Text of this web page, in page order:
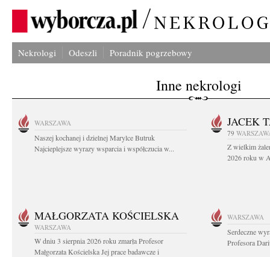
Nekrologi Odeszli Poradnik pogrzebowy
Inne nekrologi
WARSZAWA
Naszej kochanej i dzielnej Marylce Butruk
Najcieplejsze wyrazy wsparcia i współczucia w...
JACEK
79
Z wielkim
2026 roku w
MAŁGORZATA KOŚCIELSKA
WARSZAWA
W dniu 3 sierpnia 2026 roku zmarła Profesor
Małgorzata Kościelska Jej prace badawcze i
WARSZAWA
Serdeczne
Profesora